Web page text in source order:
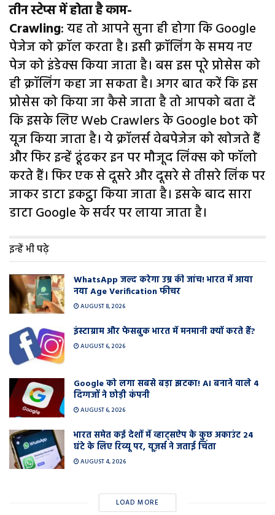
तीन स्टेप्स में होता है काम-
Crawling: यह तो आपने सुना ही होगा कि Google
पेजेज को क्रॉल करता है। इसी क्रॉलिंग के समय नए
पेज को इंडेक्स किया जाता है। बस इस पूरे प्रोसेस को
ही क्रॉलिंग कहा जा सकता है। अगर बात करें कि इस
प्रोसेस को किया जा कैसे जाता है तो आपको बता दें
कि इसके लिए Web Crawlers के Google bot को
यूज किया जाता है। ये क्रॉलर्स वेबपेजेज को खोजते हैं
और फिर इन्हें ढूंढकर इन पर मौजूद लिंक्स को फॉलो
करते हैं। फिर एक से दूसरे और दूसरे से तीसरे लिंक पर
जाकर डाटा इकट्ठा किया जाता है। इसके बाद सारा
डाटा Google के सर्वर पर लाया जाता है।
इन्हें भी पढ़े
WhatsApp जल्द करेगा उम्र की जांच! भारत में आया
नया Age Verification फीचर
AUGUST 8, 2026
इंस्टाग्राम और फेसबुक भारत में मनमानी क्यों करते हैं?
AUGUST 6, 2026
Google को लगा सबसे बड़ा झटका! AI बनाने वाले 4
दिग्गजों ने छोड़ी कंपनी
AUGUST 6, 2026
भारत समेत कई देशों में व्हाट्सऐप के कुछ अकाउंट 24
घंटे के लिए रिव्यू पर, यूज़र्स ने जताई चिंता
AUGUST 4, 2026
LOAD MORE